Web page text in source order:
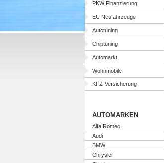
PKW Finanzierung
EU Neufahrzeuge
Autotuning
Chiptuning
Automarkt
Wohnmobile
KFZ-Versicherung
AUTOMARKEN
Alfa Romeo
Audi
BMW
Chrysler